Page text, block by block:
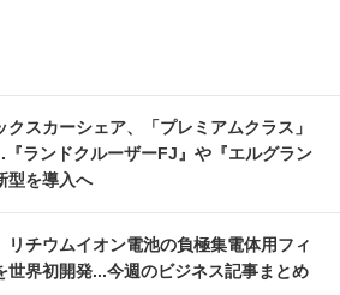
クスカーシェア、「プレミアムクラス」
『ランドクルーザーFJ』や『エルグラン
型を導入へ
リチウムイオン電池の負極集電体用フィ
世界初開発...今週のビジネス記事まとめ